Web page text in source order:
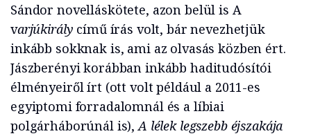
Sándor novelláskötete, azon belül is A
varjúkirály című írás volt, bár nevezhetjük
inkább sokknak is, ami az olvasás közben ért.
Jászberényi korábban inkább haditudósítói
élményeiről írt (ott volt például a 2011-es
egyiptomi forradalomnál és a líbiai
polgárháborúnál is),A lélek legszebb éjszakája